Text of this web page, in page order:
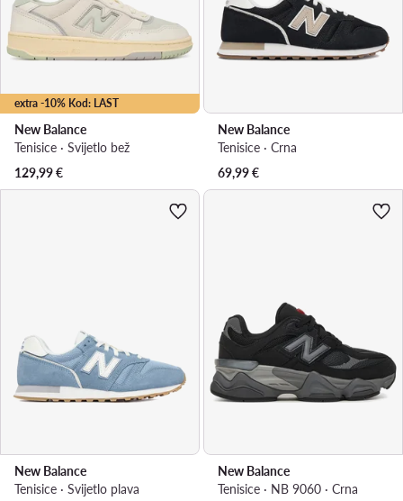
extra -10% Kod: LAST
New Balance
Tenisice · Svijetlo bež
129,99€
New Balance
Tenisice · Crna
69,99€
New Balance
Tenisice · Svijetlo plava
New Balance
Tenisice · NB 9060 · Crna